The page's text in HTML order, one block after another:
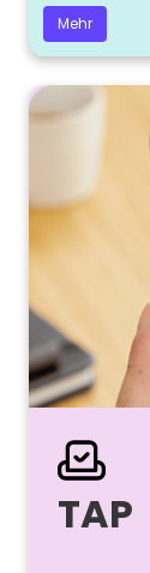
Mehr
TAP